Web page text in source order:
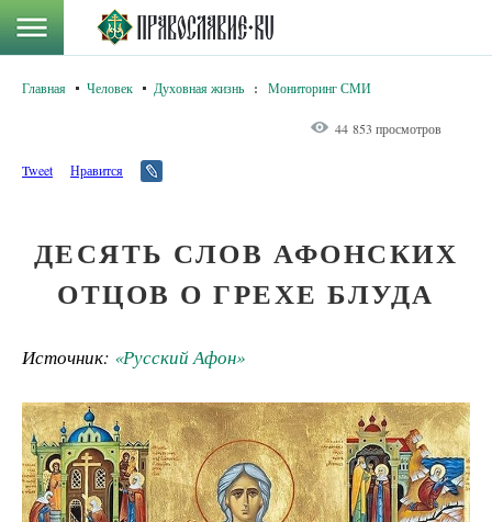
Главная Человек Духовная жизнь : Мониторинг СМИ
44 853 просмотров
Tweet Нравится
ДЕСЯТЬ СЛОВ АФОНСКИХ
ОТЦОВ О ГРЕХЕ БЛУДА
Источник: «Русский Афон»